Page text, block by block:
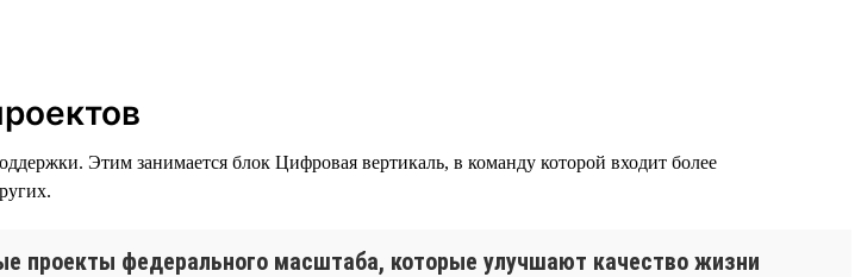
Этим занимается блок Цифровая вертикаль, в команду которой входит более
проекты федерального масштаба, которые улучшают качество жизни